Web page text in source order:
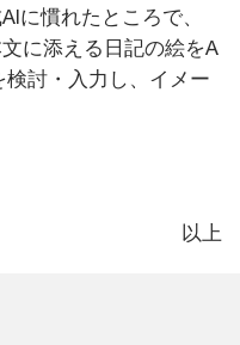
慣れたところで、
に添える日記の絵をA
討・入力し、イメー
以上